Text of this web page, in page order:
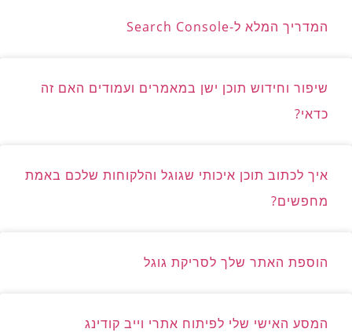
המדריך המלא ל-Search Console
שיפור וחידוש תוכן ישן במאמרים ועמודים האם זה
כדאי?
איך לכתוב תוכן איכותי שגוגל והלקוחות שלכם באמת
מחפשים?
הוספת האתר שלך לסריקת גוגל
המסע האישי שלי לפיתוח אתרי וייב קודינג